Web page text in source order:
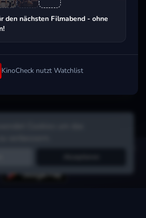
Filme in Sekunden merken, Tipps von
den nächsten Filmabend - ohne
KinoCheck nutzt Watchlist